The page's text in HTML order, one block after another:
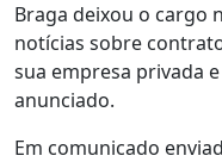
Braga deixou o cargo
notícias sobre
sua empresa privada
anunciado.
Em comunicado